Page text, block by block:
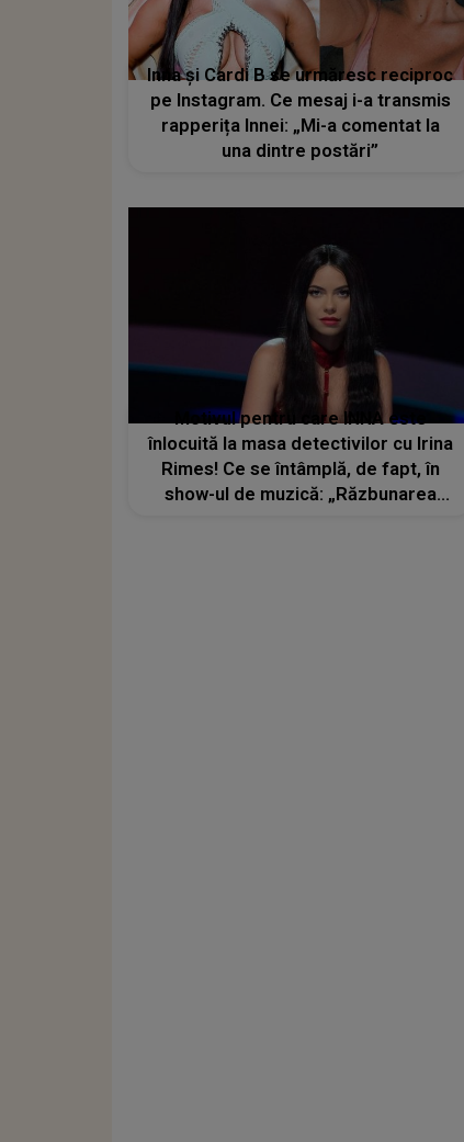
Inna și Cardi B se urmăresc reciproc
pe Instagram. Ce mesaj i-a transmis
rapperița Innei: „Mi-a comentat la
una dintre postări”
Motivul pentru care INNA este
înlocuită la masa detectivilor cu Irina
Rimes! Ce se întâmplă, de fapt, în
show-ul de muzică: „Răzbunarea